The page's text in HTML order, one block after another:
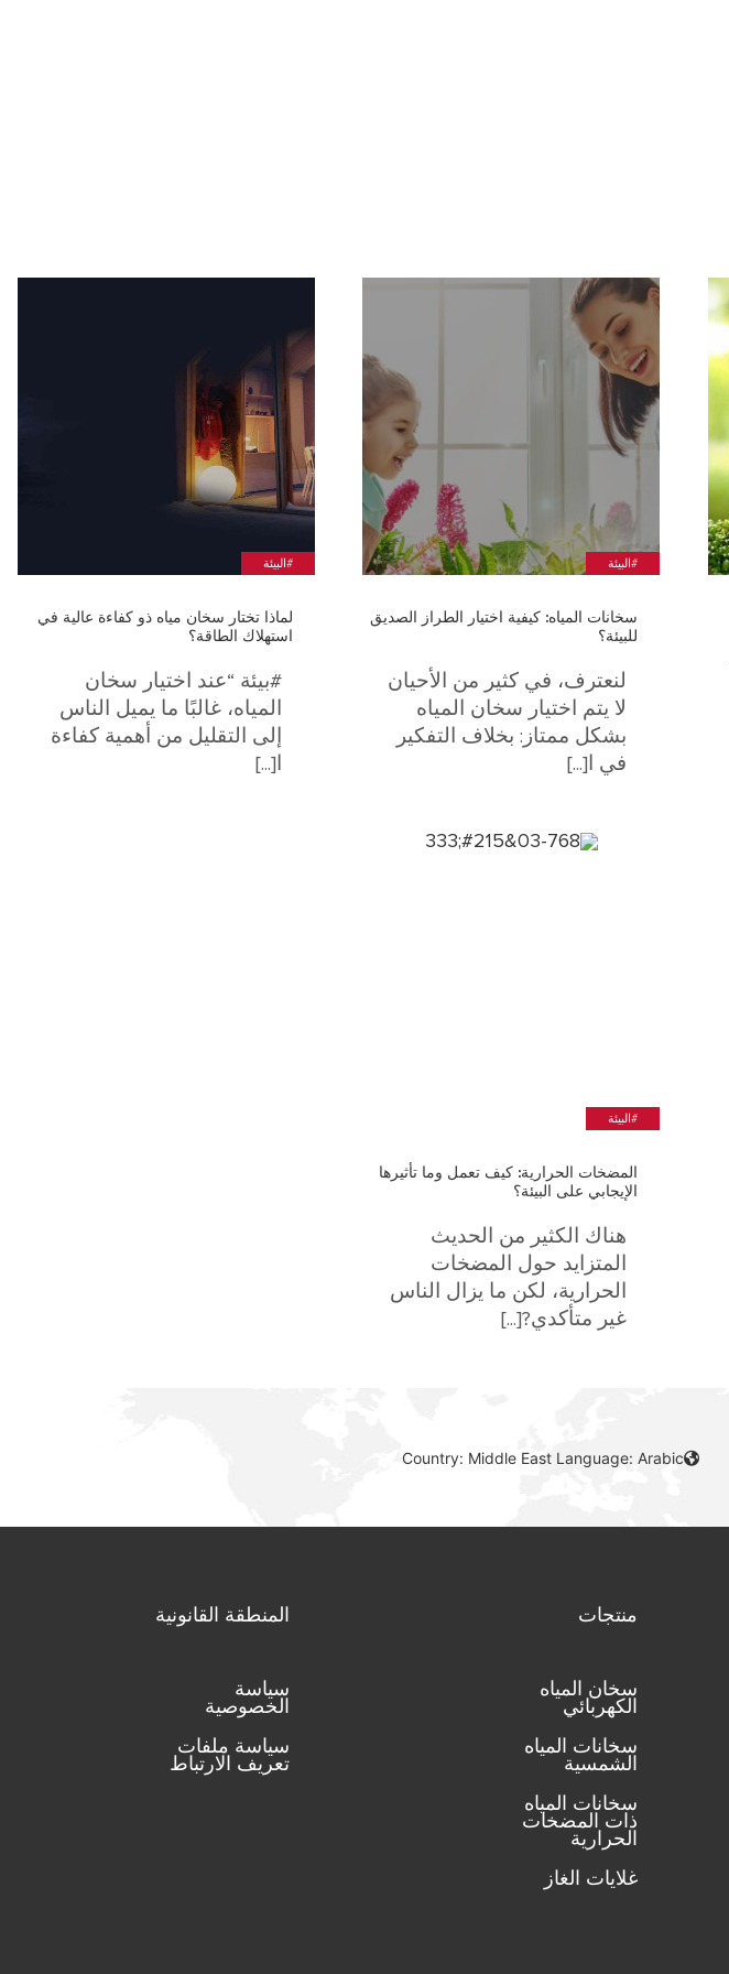
#البيئة
سخانات المياه: كيفية اختيار الطراز الصديق
للبيئة؟
لنعترف، في كثير من الأحيان
لا يتم اختيار سخان المياه
بشكل ممتاز: بخلاف التفكير
في ا[...]
#البيئة
لماذا تختار سخان مياه ذو كفاءة عالية في
استهلاك الطاقة؟
#بيئة “عند اختيار سخان
المياه، غالبًا ما يميل الناس
إلى التقليل من أهمية كفاءة
ا[...]
#البيئة
المضخات الحرارية: كيف تعمل وما تأثيرها
الإيجابي على البيئة؟
هناك الكثير من الحديث
المتزايد حول المضخات
الحرارية، لكن ما يزال الناس
غير متأكدي?[...]
Country: Middle East Language: Arabic
منتجات
سخان المياه
الكهربائي
سخانات المياه
الشمسية
سخانات المياه
ذات المضخات
الحرارية
غلايات الغاز
المنطقة القانونية
سياسة
الخصوصية
سياسة ملفات
تعريف الارتباط